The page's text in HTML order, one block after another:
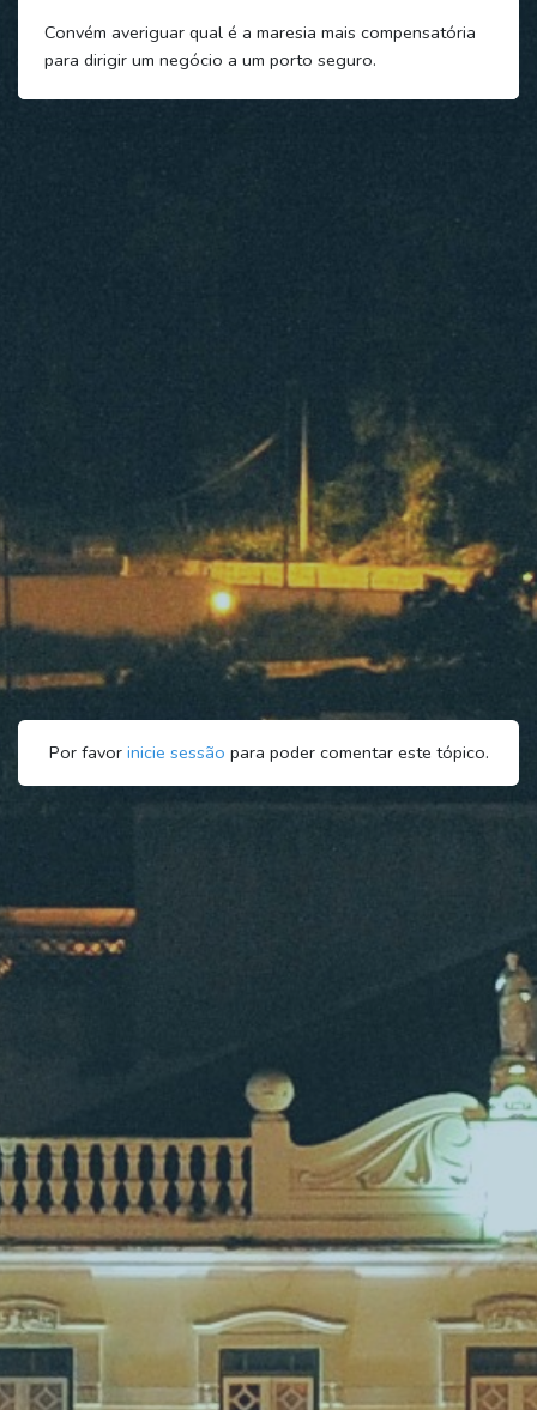
Convém averiguar qual é a maresia mais compensatória
para dirigir um negócio a um porto seguro.
Por favor inicie sessão para poder comentar este tópico.